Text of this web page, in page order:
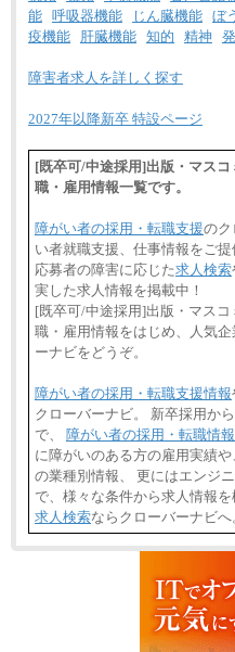
中途：
①月給227,000円
②月給212,000円
④月給23万円～37
⑤月給20万円～25
⑦月給271,000円
⑯月給185,000円
⑰月給237,000円
⑱月給212,000円
以上
⑳月給205,000円
㉑月給185,000
㉒月給185,000 円
㉓月給224,500円
※全コース共通
異なります
※試用期間中も
能 呼吸器機能 じん臓機能 ぼ
疫機能
肝臓機能 知的 精神
障害者求人を詳しく探す
2027年以降新卒 特設ページ
[既卒可/中途採用]出版・マス
職・雇用情報一覧です。
障がい者の採用・転職支援のク
い者就職支援、仕事情報をご提
応募者の障害に応じた求人検索
実した求人情報を掲載中！
[既卒可/中途採用]出版・マス
職・雇用情報をはじめ、人気
ーナビをどうぞ。
障がい者の採用・転職支援情報
クローバーナビ。 新卒採用か
で、 障がい者の採用・転職情報
に障がいのある方の雇用実績
の業種別情報、 更にはエンジ
で、様々な条件から求人情報を
求人検索ならクローバーナビへ